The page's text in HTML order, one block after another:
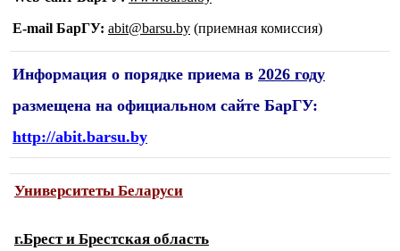
E-mail БарГУ: abit@bаrsu.by (приемная комиссия)
Информация о порядке приема в 2026 году
размещена на официальном сайте БарГУ:
http://abit.barsu.by
Университеты Беларуси
г.Брест и Брестская область